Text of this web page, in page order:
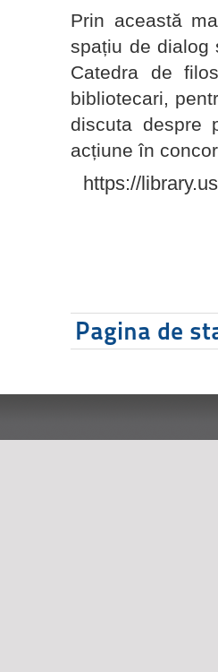
Prin această
spațiu de dialog
Catedra de
bibliotecari,
discuta despre
acțiune în
https://
Pagina de